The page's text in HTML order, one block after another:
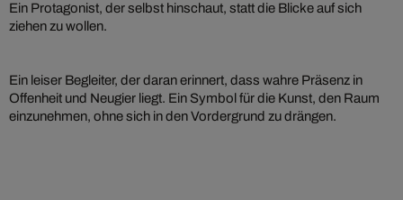
Ein Protagonist, der selbst hinschaut, statt die Blicke auf sich
ziehen zu wollen.
Ein leiser Begleiter, der daran erinnert, dass wahre Präsenz in
Offenheit und Neugier liegt. Ein Symbol für die Kunst, den Raum
einzunehmen, ohne sich in den Vordergrund zu drängen.